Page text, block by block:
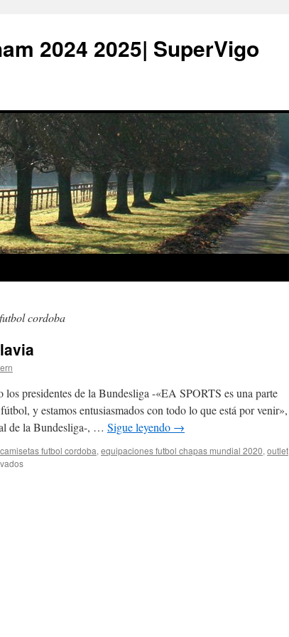
2024 2025| SuperVigo
cordoba
los presidentes de la Bundesliga -«EA SPORTS es una parte
y estamos entusiasmados con todo lo que está por venir»,
de la Bundesliga-, … Sigue leyendo →
camisetas futbol cordoba, equipaciones futbol chapas mundial 2020, outlet
en